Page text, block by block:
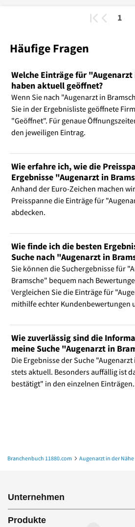
1
Häufige Fragen
Welche Einträge für
haben aktuell geöffnet?
Wenn Sie nach "Augenarzt in
Sie in der Ergebnisliste geöffnete
"Geöffnet". Für genaue
den jeweiligen Eintrag.
Wie erfahre ich, wie die
Ergebnisse "Augenarzt in
Anhand der Euro-Zeichen machen
Preisspanne die Einträge für
abdecken.
Wie finde ich die besten
Suche nach "Augenarzt in
Sie können die Suchergebnisse für
Bramsche" bequem nach
Vergleichen Sie die Einträge für
mithilfe echter Kundenbewertungen
Wie zuverlässig sind die
meine Suche "Augenarzt in
Die Ergebnisse der Suche
stets aktuell. Besonders auffällig ist
bestätigt" in den einzelnen Einträgen.
Branchenbuch 11880.com Augenarzt in der Nähe
Unternehmen
Produkte